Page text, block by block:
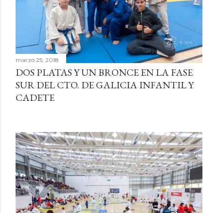
d
s
marzo 25, 2018
DOS PLATAS Y UN BRONCE EN LA FASE
SUR DEL CTO. DE GALICIA INFANTIL Y
CADETE